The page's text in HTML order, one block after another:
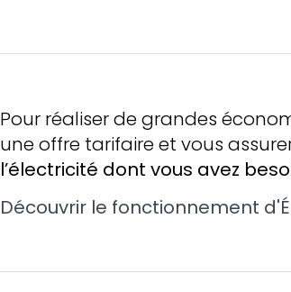
Pour réaliser de grandes
une offre tarifaire et vous
l’électricité dont vous avez
Découvrir le fonctionnement